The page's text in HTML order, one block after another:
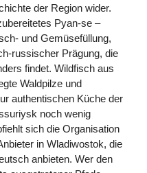
der Region wider.
Pyan-se –
und Gemüsefüllung,
russischer Prägung, die
findet. Wildfisch aus
Waldpilze und
authentischen Küche der
noch wenig
sich die Organisation
in Wladiwostok, die
anbieten. Wer den